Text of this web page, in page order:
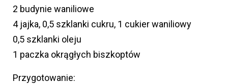
2 budynie waniliowe
4 jajka, 0,5 szklanki cukru, 1 cukier waniliowy
0,5 szklanki oleju
1 paczka okrągłych biszkoptów
Przygotowanie: